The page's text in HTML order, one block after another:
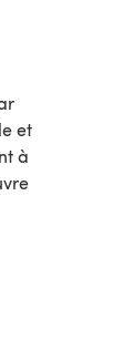
et
à